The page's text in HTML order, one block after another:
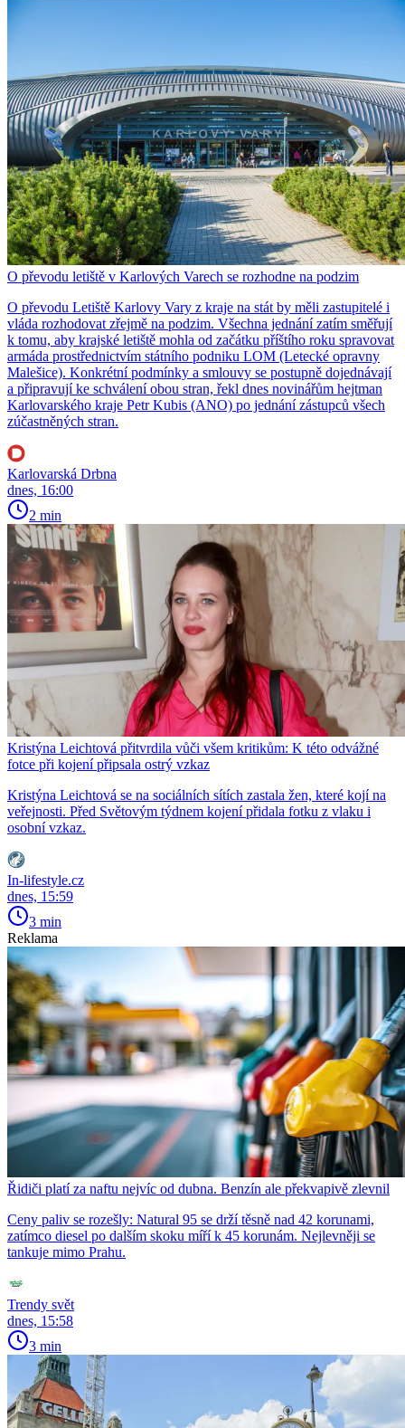
O převodu letiště v Karlových Varech se rozhodne na podzim
O převodu Letiště Karlovy Vary z kraje na stát by měli zastupitelé i
vláda rozhodovat zřejmě na podzim. Všechna jednání zatím směřují
k tomu, aby krajské letiště mohla od začátku příštího roku spravovat
armáda prostřednictvím státního podniku LOM (Letecké opravny
Malešice). Konkrétní podmínky a smlouvy se postupně dojednávají
a připravují ke schválení obou stran, řekl dnes novinářům hejtman
Karlovarského kraje Petr Kubis (ANO) po jednání zástupců všech
zúčastněných stran.
Karlovarská Drbna
dnes, 16:00
2 min
Kristýna Leichtová přitvrdila vůči všem kritikům: K této odvážné
fotce při kojení připsala ostrý vzkaz
Kristýna Leichtová se na sociálních sítích zastala žen, které kojí na
veřejnosti. Před Světovým týdnem kojení přidala fotku z vlaku i
osobní vzkaz.
In-lifestyle.cz
dnes, 15:59
3 min
Reklama
Řidiči platí za naftu nejvíc od dubna. Benzín ale překvapivě zlevnil
Ceny paliv se rozešly: Natural 95 se drží těsně nad 42 korunami,
zatímco diesel po dalším skoku míří k 45 korunám. Nejlevněji se
tankuje mimo Prahu.
Trendy svět
dnes, 15:58
3 min